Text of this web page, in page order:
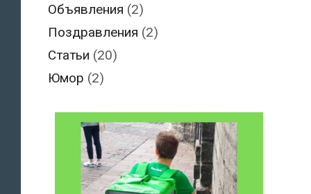
Объявления (2)
Поздравления (2)
Статьи (20)
Юмор (2)